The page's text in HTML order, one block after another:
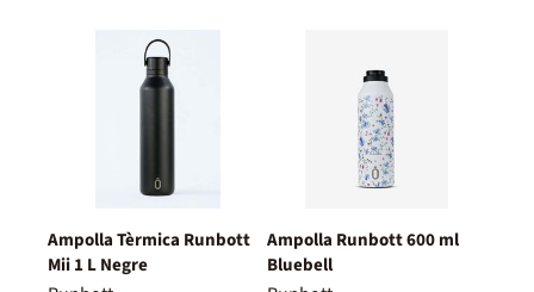
Ampolla Tèrmica Runbott
Mii 1 L Negre
Ampolla Runbott 600 ml
Bluebell